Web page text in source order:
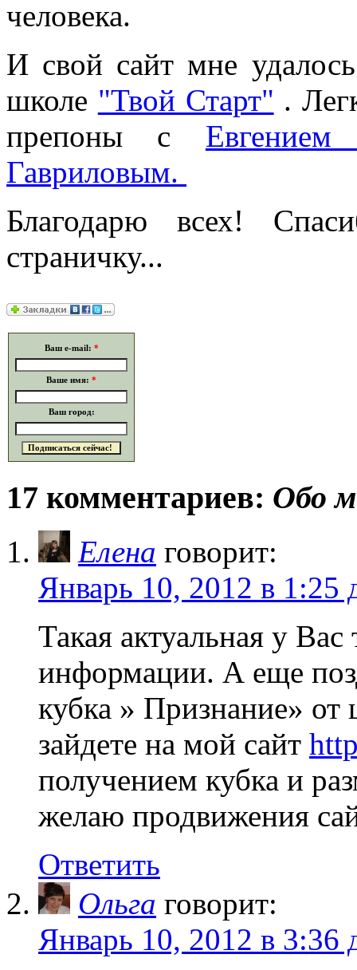
человека.
И свой сайт мне
школе "Твой Старт" .
препоны с Евгением
Гавриловым.
Благодарю всех!
страничку...
Ваш e-mail: *
Ваше имя: *
Ваш город:
17 комментариев: Обо
Елена говорит:
Январь 10, 2012 в 1:25
Такая актуальная у
информации. А еще
кубка » Признание»
зайдете на мой сайт
получением кубка и
желаю продвижения
Ответить
Ольга говорит:
Январь 10, 2012 в 3:36